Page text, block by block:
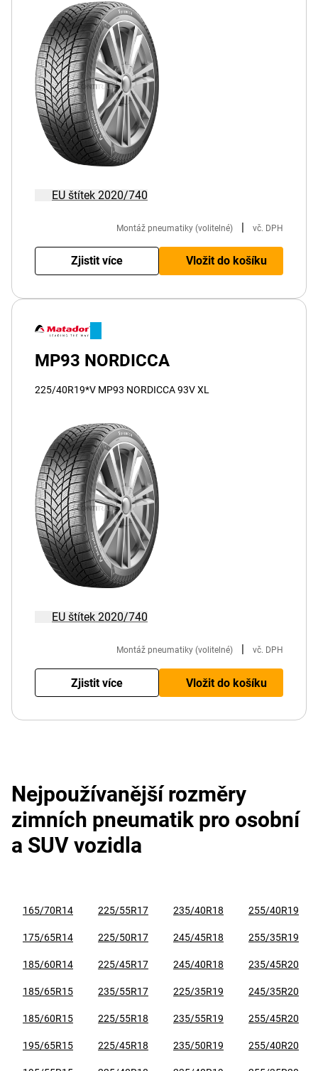
EU štítek 2020/740
Montáž pneumatiky (volitelné) | vč. DPH
Zjistit více Vložit do košíku
MP93 NORDICCA
225/40R19*V MP93 NORDICCA 93V XL
EU štítek 2020/740
Montáž pneumatiky (volitelné) vč. DPH
Zjistit více Vložit do košíku
Nejpoužívanější rozměry
zimních pneumatik pro osobní
a SUV vozidla
165/70R14 225/55R17 235/40R18 255/40R19
175/65R14 225/50R17 245/45R18 255/35R19
185/60R14 225/45R17 245/40R18 235/45R20
185/65R15 235/55R17 225/35R19 245/35R20
185/60R15 225/55R18 235/55R19 255/45R20
195/65R15 225/45R18 235/50R19 255/40R20